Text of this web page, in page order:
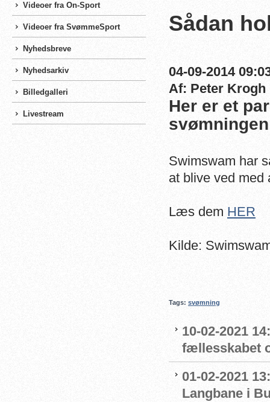
Videoer fra On-Sport
Videoer fra SvømmeSport
Nyhedsbreve
Nyhedsarkiv
Billedgalleri
Livestream
Sådan
04-09-2014
Af: Peter Krogh
Her er et
svømningen
Swimswam har
at blive ved med
Læs dem HER
Kilde:
Tags: svømning
10-02-2021
fællesskabet
01-02-2021
Langbane i